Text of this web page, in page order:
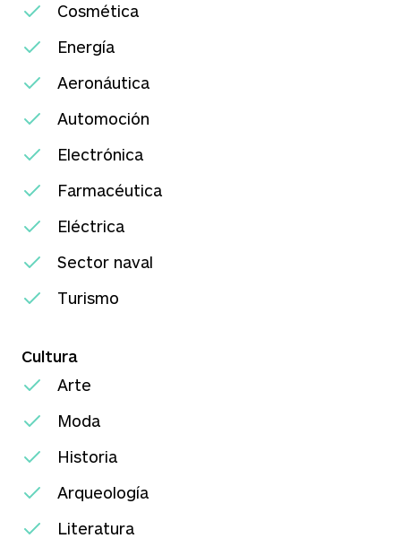
Cosmética
Energía
Aeronáutica
Automoción
Electrónica
Farmacéutica
Eléctrica
Sector naval
Turismo
Cultura
Arte
Moda
Historia
Arqueología
Literatura